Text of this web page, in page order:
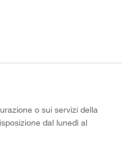
o sui servizi della
dal lunedì al